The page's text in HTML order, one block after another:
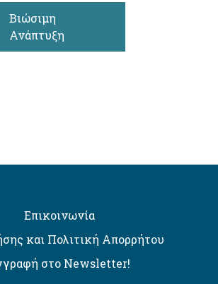
Βιώσιμη
Ανάπτυξη
Επικοινωνία
και Πολιτική Απορρήτου
στο Newsletter!